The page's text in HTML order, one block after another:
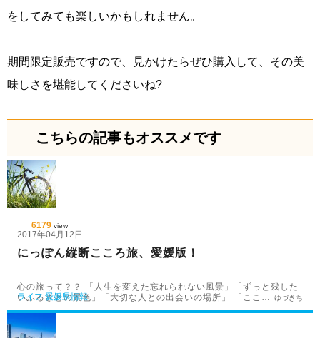
をしてみても楽しいかもしれません。
期間限定販売ですので、見かけたらぜひ購入して、その美
味しさを堪能してくださいね?
こちらの記事もオススメです
6179 view
2017年04月12日
にっぽん縦断こころ旅、愛媛版！
心の旅って？？ 「人生を変えた忘れられない風景」「ずっと残した
いふるさとの景色」「大切な人との出会いの場所」 「ここ…
ライフ 愛媛県情報 ゆづきち